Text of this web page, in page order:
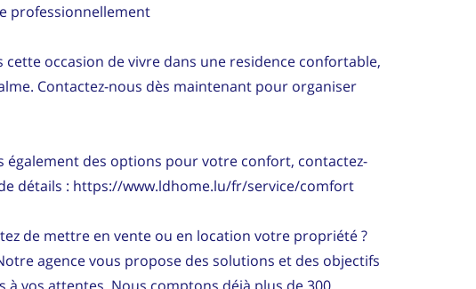
professionnellement
cette occasion de vivre dans une residence confortable,
Contactez-nous dès maintenant pour organiser
également des options pour votre confort, contactez-
détails : https://www.ldhome.lu/fr/service/comfort
de mettre en vente ou en location votre propriété ?
agence vous propose des solutions et des objectifs